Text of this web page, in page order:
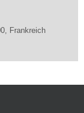
Frankreich